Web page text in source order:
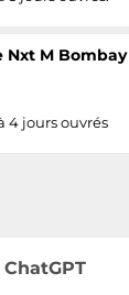
M
4 jours ouvrés